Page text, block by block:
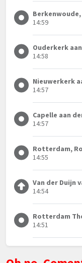
14:59
Ouderkerk
14:58
Nieuwerkerk
14:57
Capelle aan
14:57
Rotterdam,
14:55
Van der Duijn
14:54
Rotterdam
14:51